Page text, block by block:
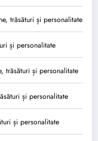
trăsături și personalitate
și personalitate
trăsături și personalitate
și personalitate
și personalitate